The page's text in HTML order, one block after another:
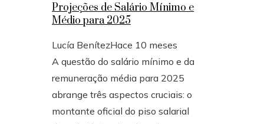
Projeções de Salário Mínimo e
Médio para 2025
Lucía BenítezHace 10 meses
A questão do salário mínimo e da
remuneração média para 2025
abrange três aspectos cruciais: o
montante oficial do piso salarial